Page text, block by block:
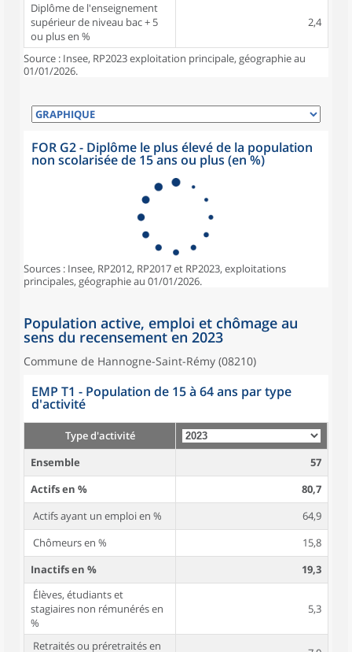
Diplôme de l'enseignement
supérieur de niveau bac + 5
ou plus en %
2,4
Source : Insee, RP2023 exploitation principale, géographie au
01/01/2026.
FOR G2 - Diplôme le plus élevé de la population
non scolarisée de 15 ans ou plus (en %)
Sources : Insee, RP2012, RP2017 et RP2023, exploitations
principales, géographie au 01/01/2026.
Population active, emploi et chômage au
sens du recensement en 2023
Commune de Hannogne-Saint-Rémy (08210)
EMP T1 - Population de 15 à 64 ans par type
d'activité
Type d'activité
Ensemble
57
Actifs en %
80,7
Actifs ayant un emploi en %
64,9
Chômeurs en %
15,8
Inactifs en %
19,3
Élèves, étudiants et
stagiaires non rémunérés en
%
5,3
Retraités ou préretraités en